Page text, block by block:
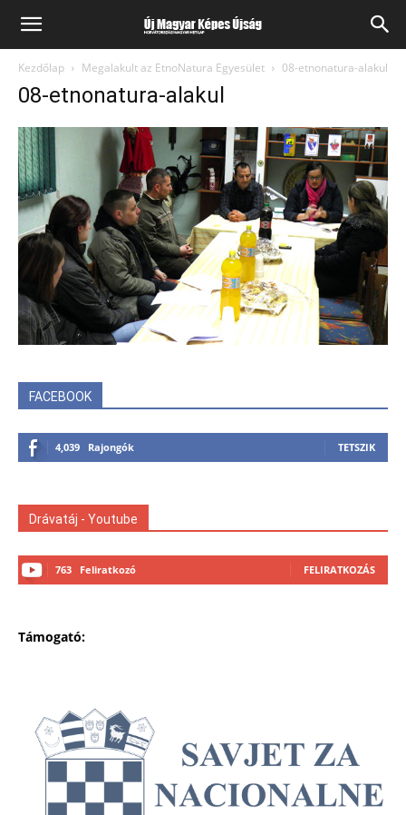
Kezdőlap Megalakult az EtnoNatura Egyesület 08-etnonatura-alakul
08-etnonatura-alakul
FACEBOOK
4,039 Rajongók TETSZIK
Drávatáj - Youtube
763 Feliratkozó FELIRATKOZÁS
Támogató: